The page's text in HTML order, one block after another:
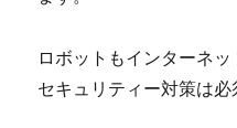
ロボットもインターネッ
セキュリティー対策は必